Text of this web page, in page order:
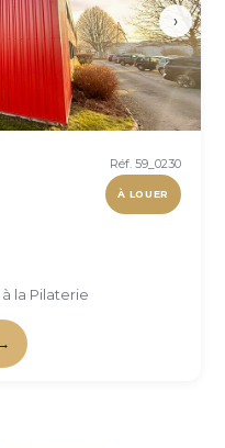
›
Réf. 59_0230
À LOUER
la Pilaterie